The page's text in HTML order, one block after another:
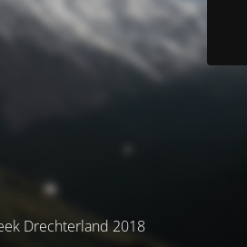
Drechterland 2018